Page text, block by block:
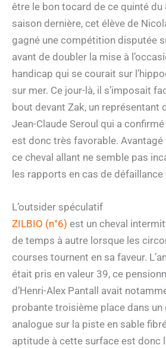
être le bon tocard de ce quinté du
saison dernière, cet élève de
gagné une compétition disputée
avant de doubler la mise à
handicap qui se courait sur
sur mer. Ce jour-là, il s’imposait
bout devant Zak, un représentant
Jean-Claude Seroul qui a
est donc très favorable.
ce cheval allant ne semble pas
les rapports en cas de
L’outsider spéculatif
ZILBIO (n°6) est un cheval
de temps à autre lorsque les
courses tournent en sa faveur.
était pris en valeur 39, ce
d’Henri-Alex Pantall avait
probante troisième place dans un
analogue sur la piste en sable
aptitude à cette surface est donc